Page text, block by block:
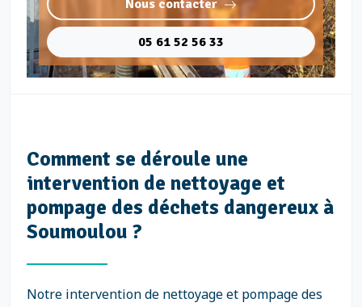
Nous contacter
05 61 52 56 33
Comment se déroule une
intervention de nettoyage et
pompage des déchets dangereux à
Soumoulou ?
Notre intervention de nettoyage et pompage des